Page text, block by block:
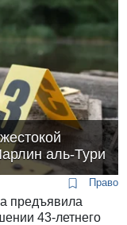
аль-Тури
Право
предъявила
43-летнего